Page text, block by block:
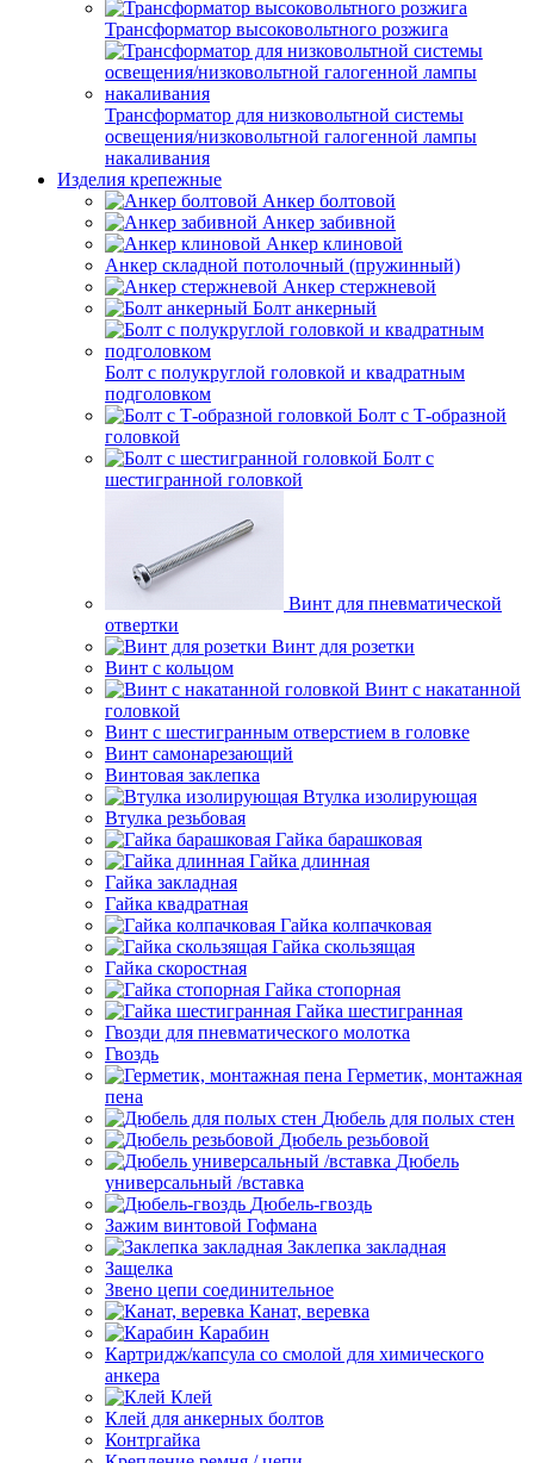
Трансформатор высоковольтного розжига
Трансформатор для низковольтной системы
освещения/низковольтной галогенной лампы
накаливания
Изделия крепежные
Анкер болтовой
Анкер забивной
Анкер клиновой
Анкер складной потолочный (пружинный)
Анкер стержневой
Болт анкерный
Болт с полукруглой головкой и квадратным
подголовком
Болт с Т-образной
головкой
Болт с
шестигранной головкой
Винт для пневматической
отвертки
Винт для розетки
Винт с кольцом
Винт с накатанной
головкой
Винт с шестигранным отверстием в головке
Винт самонарезающий
Винтовая заклепка
Втулка изолирующая
Втулка резьбовая
Гайка барашковая
Гайка длинная
Гайка закладная
Гайка квадратная
Гайка колпачковая
Гайка скользящая
Гайка скоростная
Гайка стопорная
Гайка шестигранная
Гвозди для пневматического молотка
Гвоздь
Герметик, монтажная
пена
Дюбель для полых стен
Дюбель резьбовой
Дюбель
универсальный /вставка
Дюбель-гвоздь
Зажим винтовой Гофмана
Заклепка закладная
Защелка
Звено цепи соединительное
Канат, веревка
Карабин
Картридж/капсула со смолой для химического
анкера
Клей
Клей для анкерных болтов
Контргайка